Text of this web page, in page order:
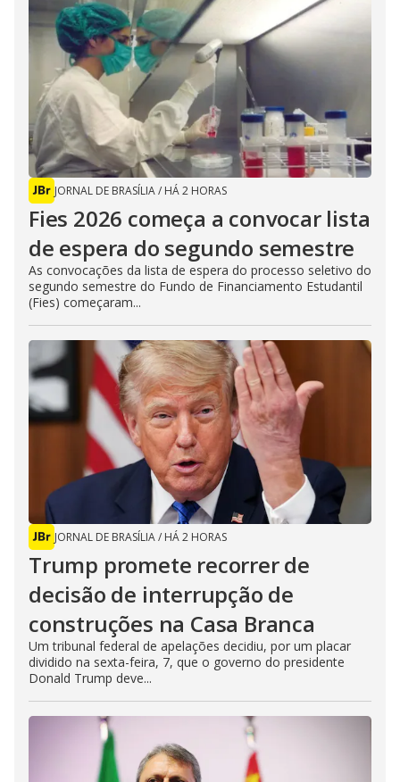
JORNAL DE BRASÍLIA/ HÁ 2 HORAS
Fies 2026 começa a convocar lista
de espera do segundo semestre
As convocações da lista de espera do processo seletivo do
segundo semestre do Fundo de Financiamento Estudantil
(Fies) começaram...
JORNAL DE BRASÍLIA/ HÁ 2 HORAS
Trump promete recorrer de
decisão de interrupção de
construções na Casa Branca
Um tribunal federal de apelações decidiu, por um placar
dividido na sexta-feira, 7, que o governo do presidente
Donald Trump deve...